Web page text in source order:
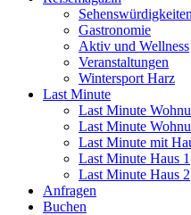
Sehenswürdigkeiten
Gastronomie
Aktiv und Wellness
Veranstaltungen
Wintersport Harz
Last Minute
Last Minute
Last Minute
Last Minute mit
Last Minute Haus 1
Last Minute Haus 2
Anfragen
Buchen